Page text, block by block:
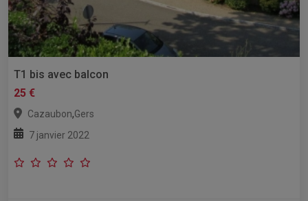
T1 bis avec balcon
25 €
Cazaubon,Gers
7 janvier 2022